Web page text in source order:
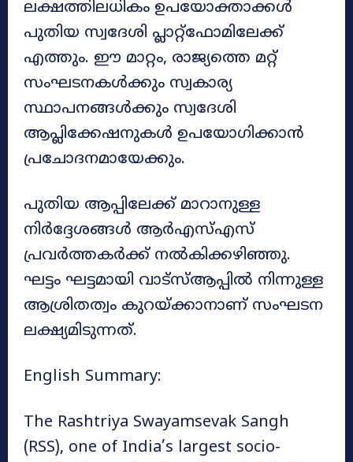
ലക്ഷത്തിലധികം ഉപയോക്താക്കൾ
പുതിയ സ്വദേശി പ്ലാറ്റ്‌ഫോമിലേക്ക്
എത്തും. ഈ മാറ്റം, രാജ്യത്തെ മറ്റ്
സംഘടനകൾക്കും സ്വകാര്യ
സ്ഥാപനങ്ങൾക്കും സ്വദേശി
ആപ്ലിക്കേഷനുകൾ ഉപയോഗിക്കാൻ
പ്രചോദനമായേക്കും.
പുതിയ ആപ്പിലേക്ക് മാറാനുള്ള
നിർദ്ദേശങ്ങൾ ആർഎസ്എസ്
പ്രവർത്തകർക്ക് നൽകിക്കഴിഞ്ഞു.
ഘട്ടം ഘട്ടമായി വാട്‌സ്ആപ്പിൽ നിന്നുള്ള
ആശ്രിതത്വം കുറയ്ക്കാനാണ് സംഘടന
ലക്ഷ്യമിടുന്നത്.
English Summary:
The Rashtriya Swayamsevak Sangh
(RSS), one of India’s largest socio-